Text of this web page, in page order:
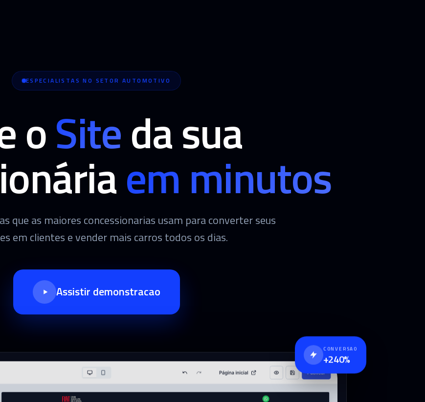
ESPECIALISTAS NO SETOR AUTOMOTIVO
oSiteda sua
em minutos
que as maiores concessionarias usam para converter seus
em clientes e vender mais carros todos os dias.
Assistir demonstracao
CONVERSAO
+240%